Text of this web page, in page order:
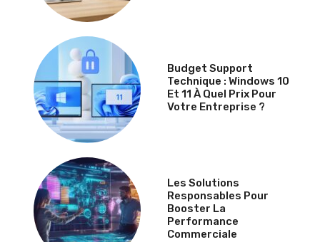
Budget Support
Technique : Windows 10
Et 11 À Quel Prix Pour
Votre Entreprise ?
Les Solutions
Responsables Pour
Booster La
Performance
Commerciale